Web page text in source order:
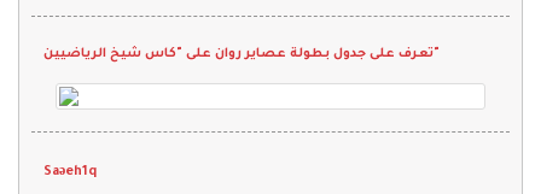
تعرف على جدول بطولة عصاير روان على "كاس شيخ الرياضيين"
Saəeh1q